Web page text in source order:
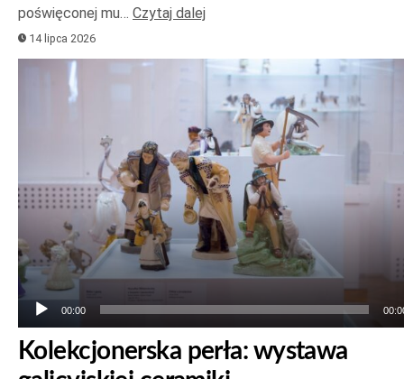
poświęconej mu… Czytaj dalej
14 lipca 2026
Odtwarzacz
00:00
Kolekcjonerska perła: wystawa